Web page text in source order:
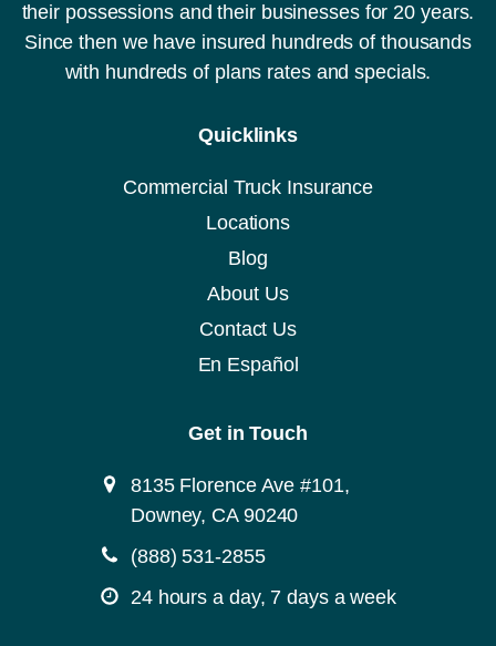
their possessions and their businesses for 20 years.
Since then we have insured hundreds of thousands
with hundreds of plans rates and specials.
Quicklinks
Commercial Truck Insurance
Locations
Blog
About Us
Contact Us
En Español
Get in Touch
8135 Florence Ave #101,
Downey, CA 90240
(888) 531-2855
24 hours a day, 7 days a week